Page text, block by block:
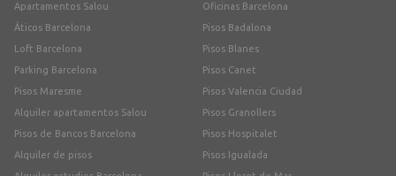
Apartamentos Salou
Áticos Barcelona
Loft Barcelona
Parking Barcelona
Pisos Maresme
Alquiler apartamentos Salou
Pisos de Bancos Barcelona
Alquiler de pisos
Oficinas Barcelona
Pisos Badalona
Pisos Blanes
Pisos Canet
Pisos Valencia Ciudad
Pisos Granollers
Pisos Hospitalet
Pisos Igualada